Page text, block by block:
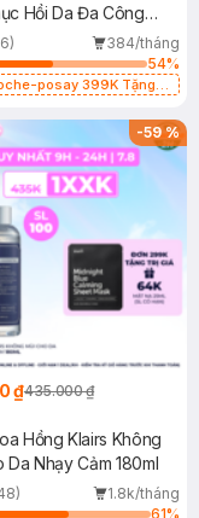
Hồi Da Đa Công
384/tháng
54%
posay 399K Tặng
-59%
₫435.000 ₫
Hồng Klairs Không
Da Nhạy Cảm 180ml
1.8k/tháng
61%